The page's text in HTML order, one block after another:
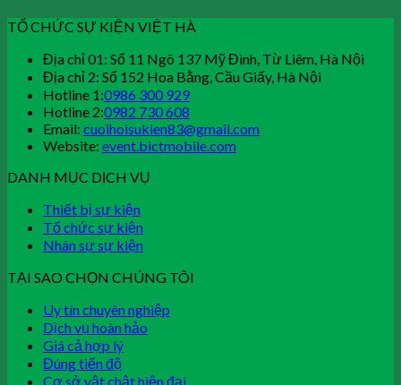
TỔ CHỨC SỰ KIỆN VIỆT HÀ
Địa chỉ 01: Số 11 Ngõ 137 Mỹ Đình, Từ Liêm, Hà Nội
Địa chỉ 2: Số 152 Hoa Bằng, Cầu Giấy, Hà Nội
Hotline 1:0986 300 929
Hotline 2:0982 730 608
Email: cuoihoisukien83@gmail.com
Website: event.bictmobile.com
DANH MỤC DỊCH VỤ
Thiết bị sự kiện
Tổ chức sự kiện
Nhân sự sự kiện
TẠI SAO CHỌN CHÚNG TÔI
Uy tín chuyên nghiệp
Dịch vụ hoàn hảo
Giá cả hợp lý
Đúng tiến độ
Cơ sở vật chật hiện đại